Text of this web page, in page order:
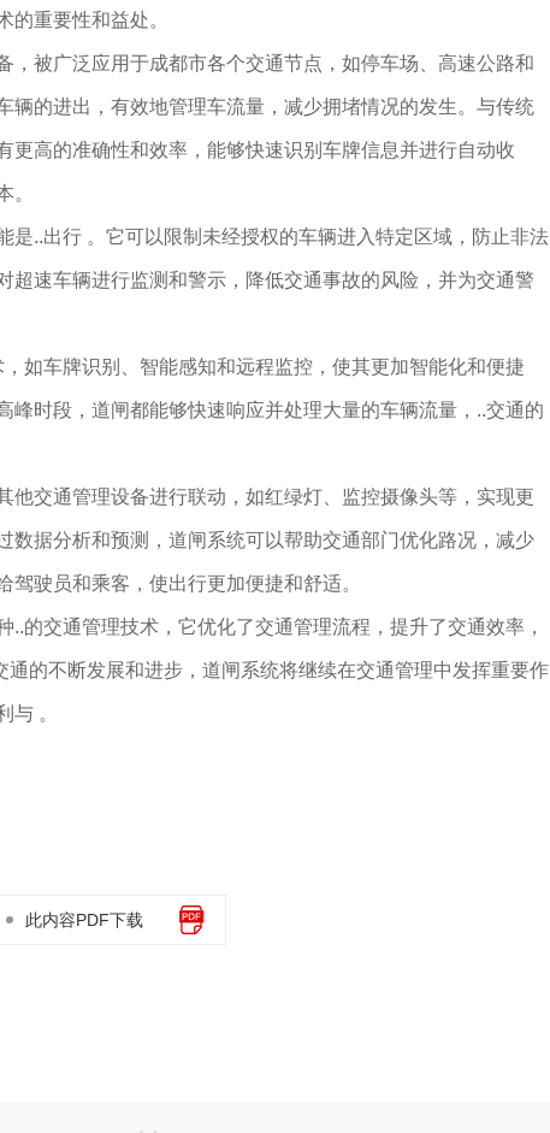
的重要性和益处。
，被广泛应用于成都市各个交通节点，如停车场、高速公路和
辆的进出，有效地管理车流量，减少拥堵情况的发生。与传统
更高的准确性和效率，能够快速识别车牌信息并进行自动收
。
是..出行 。它可以限制未经授权的车辆进入特定区域，防止非法
超速车辆进行监测和警示，降低交通事故的风险，并为交通警
如车牌识别、智能感知和远程监控，使其更加智能化和便捷
峰时段，道闸都能够快速响应并处理大量的车辆流量，..交通的
他交通管理设备进行联动，如红绿灯、监控摄像头等，实现更
数据分析和预测，道闸系统可以帮助交通部门优化路况，减少
驾驶员和乘客，使出行更加便捷和舒适。
..的交通管理技术，它优化了交通管理流程，提升了交通效率，
通的不断发展和进步，道闸系统将继续在交通管理中发挥重要作
与 。
此内容PDF下载